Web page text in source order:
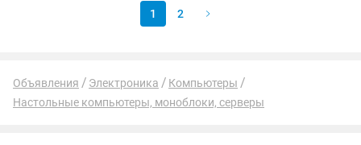
1 2
Объявления Электроника
Компьютеры
Настольные компьютеры, моноблоки, серверы